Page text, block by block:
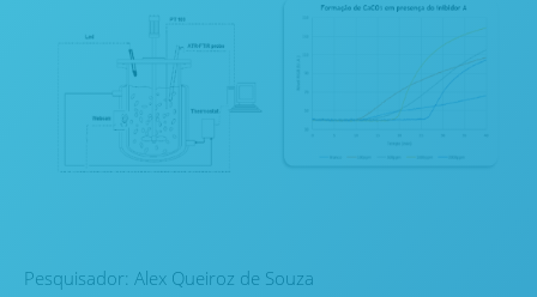
Pesquisador: Alex Queiroz de Souza